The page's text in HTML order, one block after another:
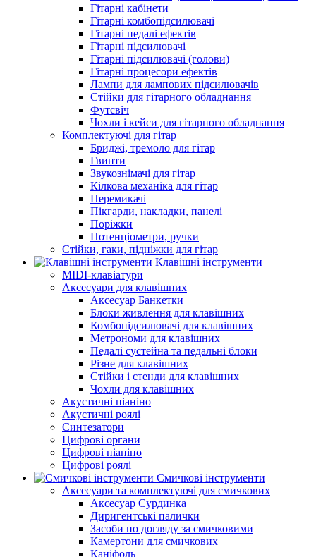
Гітарні кабінети
Гітарні комбопідсилювачі
Гітарні педалі ефектів
Гітарні підсилювачі
Гітарні підсилювачі (голови)
Гітарні процесори ефектів
Лампи для лампових підсилювачів
Стійки для гітарного обладнання
Футсвіч
Чохли і кейси для гітарного обладнання
Комплектуючі для гітар
Бриджі, тремоло для гітар
Гвинти
Звукознімачі для гітар
Кілкова механіка для гітар
Перемикачі
Пікгарди, накладки, панелі
Поріжки
Потенціометри, ручки
Стійки, гаки, підніжки для гітар
Клавішні інструменти
MIDI-клавіатури
Аксесуари для клавішних
Аксесуар Банкетки
Блоки живлення для клавішних
Комбопідсилювачі для клавішних
Метрономи для клавішних
Педалі сустейна та педальні блоки
Різне для клавішних
Стійки і стенди для клавішних
Чохли для клавішних
Акустичні піаніно
Акустичні роялі
Синтезатори
Цифрові органи
Цифрові піаніно
Цифрові роялі
Смичкові інструменти
Аксесуари та комплектуючі для смичкових
Аксесуар Сурдинка
Диригентські палички
Засоби по догляду за смичковими
Камертони для смичкових
Каніфоль